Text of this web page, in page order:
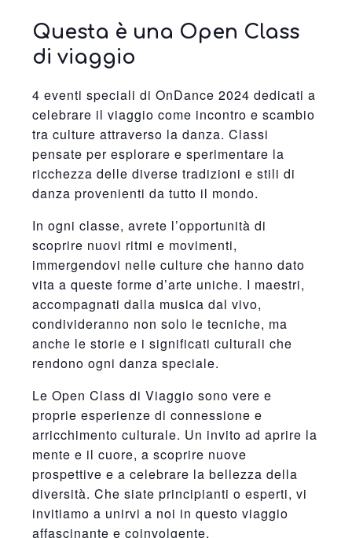
Questa è una Open Class
di viaggio
4 eventi speciali di OnDance 2024 dedicati a
celebrare il viaggio come incontro e scambio
tra culture attraverso la danza. Classi
pensate per esplorare e sperimentare la
ricchezza delle diverse tradizioni e stili di
danza provenienti da tutto il mondo.
In ogni classe, avrete l’opportunità di
scoprire nuovi ritmi e movimenti,
immergendovi nelle culture che hanno dato
vita a queste forme d’arte uniche. I maestri,
accompagnati dalla musica dal vivo,
condivideranno non solo le tecniche, ma
anche le storie e i significati culturali che
rendono ogni danza speciale.
Le Open Class di Viaggio sono vere e
proprie esperienze di connessione e
arricchimento culturale. Un invito ad aprire la
mente e il cuore, a scoprire nuove
prospettive e a celebrare la bellezza della
diversità. Che siate principianti o esperti, vi
invitiamo a unirvi a noi in questo viaggio
affascinante e coinvolgente.